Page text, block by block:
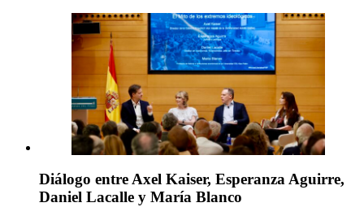
Diálogo entre Axel Kaiser, Esperanza Aguirre,
Daniel Lacalle y María Blanco